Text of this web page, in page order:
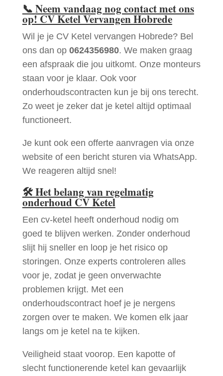
📞 Neem vandaag nog contact met ons
op! CV Ketel Vervangen Hobrede
Wil je je CV Ketel vervangen Hobrede? Bel
ons dan op 0624356980. We maken graag
een afspraak die jou uitkomt. Onze monteurs
staan voor je klaar. Ook voor
onderhoudscontracten kun je bij ons terecht.
Zo weet je zeker dat je ketel altijd optimaal
functioneert.
Je kunt ook een offerte aanvragen via onze
website of een bericht sturen via WhatsApp.
We reageren altijd snel!
🛠Het belang van regelmatig
onderhoud CV Ketel
Een cv-ketel heeft onderhoud nodig om
goed te blijven werken. Zonder onderhoud
slijt hij sneller en loop je het risico op
storingen. Onze experts controleren alles
voor je, zodat je geen onverwachte
problemen krijgt. Met een
onderhoudscontract hoef je je nergens
zorgen over te maken. We komen elk jaar
langs om je ketel na te kijken.
Veiligheid staat voorop. Een kapotte of
slecht functionerende ketel kan gevaarlijk